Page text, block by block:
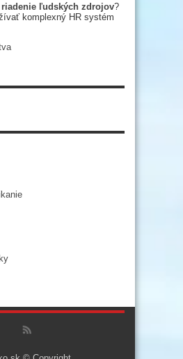
riadenie ľudských zdrojov?
komplexný HR systém